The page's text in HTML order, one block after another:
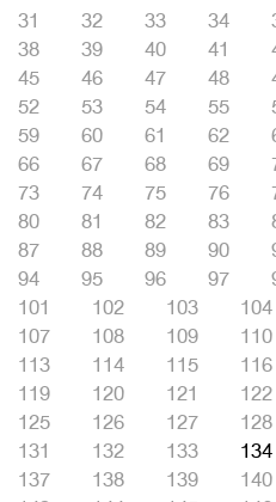
31
32 33 34
38
39 40 41
45
46 47 48
52
53 54 55
59
60 61 62
66
67 68 69
73
74 75 76
80
81 82 83
87
88 89 90
94
95 96 97
101
102 103 104
107
108 109 110
113
114 115 116
119
120 121 122
125
126 127 128
131
132 133 134
137
138 139 140